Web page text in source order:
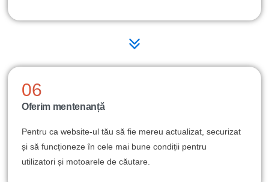
06
Oferim mentenanță
Pentru ca website-ul tău să fie mereu actualizat, securizat
și să funcționeze în cele mai bune condiții pentru
utilizatori și motoarele de căutare.